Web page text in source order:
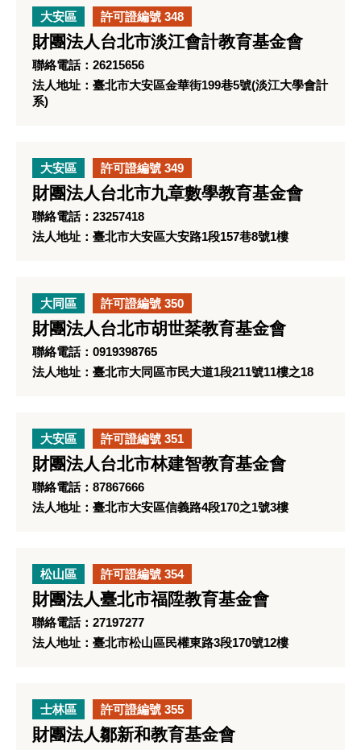
大安區 許可證編號 348
財團法人台北市淡江會計教育基金會
聯絡電話：26215656
法人地址：臺北市大安區金華街199巷5號(淡江大學會計
系)
大安區 許可證編號 349
財團法人台北市九章數學教育基金會
聯絡電話：23257418
法人地址：臺北市大安區大安路1段157巷8號1樓
大同區 許可證編號 350
財團法人台北市胡世棻教育基金會
聯絡電話：0919398765
法人地址：臺北市大同區市民大道1段211號11樓之18
大安區 許可證編號 351
財團法人台北市林建智教育基金會
聯絡電話：87867666
法人地址：臺北市大安區信義路4段170之1號3樓
松山區 許可證編號 354
財團法人臺北市福陞教育基金會
聯絡電話：27197277
法人地址：臺北市松山區民權東路3段170號12樓
士林區 許可證編號 355
財團法人鄒新和教育基金會